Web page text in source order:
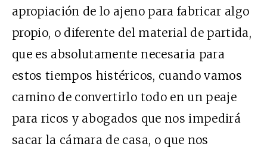
apropiación de lo ajeno para fabricar algo
propio, o diferente del material de partida,
que es absolutamente necesaria para
estos tiempos histéricos, cuando vamos
camino de convertirlo todo en un peaje
para ricos y abogados que nos impedirá
sacar la cámara de casa, o que nos